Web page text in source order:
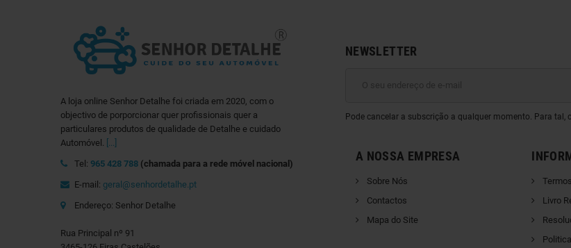
A loja online Senhor Detalhe foi criada em 2020, com o
objectivo de porporcionar quer profissionais quer a
particulares produtos de qualidade de Detalhe e cuidado
Automóvel. [...]
Tel: 965 428 788 (chamada para a rede móvel nacional)
E-mail: geral@senhordetalhe.pt
Endereço: Senhor Detalhe
Rua Principal nº 91
NEWSLETTER
Pode cancelar a subscrição a qualquer momento. Para
A NOSSA EMPRESA
Sobre Nós
Contactos
Mapa do Site
Livro